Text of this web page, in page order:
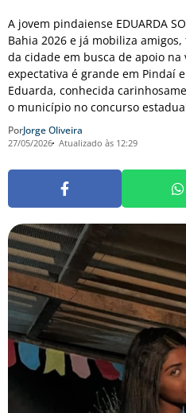
A jovem pindaiense EDUARDA
Bahia 2026 e já mobiliza
da cidade em busca de apoio
expectativa é grande em Pindaí
Eduarda, conhecida
o município no concurso
PorJorge Oliveira
27/05/2026 Atualizado às 12:29